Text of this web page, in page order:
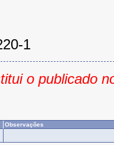
1
o publicado
Observações